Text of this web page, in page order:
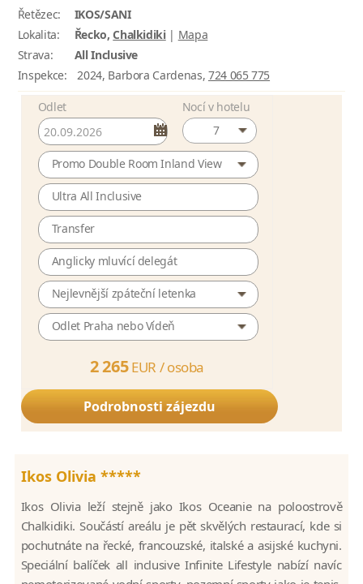
Řetězec:
IKOS/SANI
Lokalita:
Řecko, Chalkidiki| Mapa
Strava:
All Inclusive
Inspekce:
2024, Barbora Cardenas, 724 065 775
Odlet
Nocí v hotelu
7
Promo Double Room Inland View
Ultra All Inclusive
Transfer
Anglicky mluvící delegát
Nejlevnější zpáteční letenka
Odlet Praha nebo Vídeň
2 265 EUR /osoba
Podrobnosti zájezdu
Ikos Olivia *****
Ikos Olivia leží stejně jako Ikos Oceanie na poloostrově
Chalkidiki. Součástí areálu je pět skvělých restaurací, kde si
pochutnáte na řecké, francouzské, italské a asijské kuchyni.
Speciální balíček all inclusive Infinite Lifestyle nabízí navíc